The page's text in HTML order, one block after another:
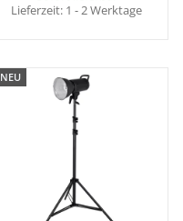
Lieferzeit: 1 - 2 Werktage
NEU
NEU